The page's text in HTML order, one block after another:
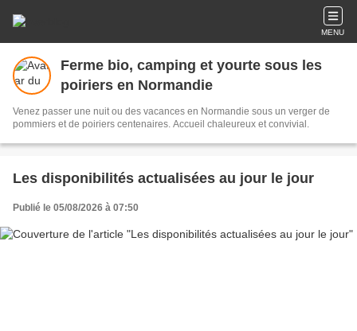
MENU
Ferme bio, camping et yourte sous les
poiriers en Normandie
Venez passer une nuit ou des vacances en Normandie sous un verger de
pommiers et de poiriers centenaires. Accueil chaleureux et convivial.
Les disponibilités actualisées au jour le jour
Publié le 05/08/2026 à 07:50